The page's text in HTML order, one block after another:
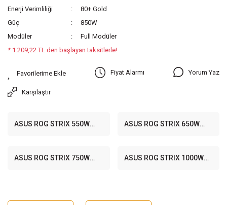
Enerji Verimliliği
80+ Gold
Güç
850W
Modüler
Full Modüler
* 1.209,22 TL den başlayan taksitlerle!
Fiyat Alarmı Yorum Yaz
Karşılaştır
ASUS ROG STRIX 550W
ASUS ROG STRIX 650W
ASUS ROG STRIX 750W
ASUS ROG STRIX 1000W